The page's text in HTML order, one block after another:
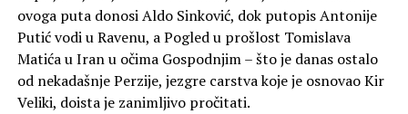
ovoga puta donosi Aldo Sinković, dok putopis Antonije
Putić vodi u Ravenu, a Pogled u prošlost Tomislava
Matića u Iran u očima Gospodnjim – što je danas ostalo
od nekadašnje Perzije, jezgre carstva koje je osnovao Kir
Veliki, doista je zanimljivo pročitati.